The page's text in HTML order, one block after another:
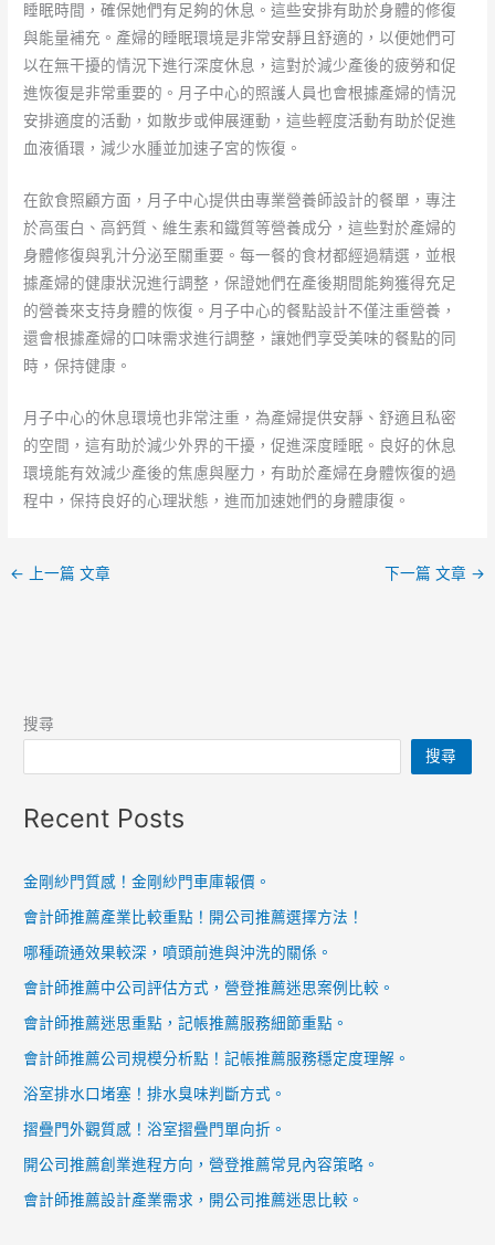
睡眠時間，確保她們有足夠的休息。這些安排有助於身體的修復
與能量補充。產婦的睡眠環境是非常安靜且舒適的，以便她們可
以在無干擾的情況下進行深度休息，這對於減少產後的疲勞和促
進恢復是非常重要的。月子中心的照護人員也會根據產婦的情況
安排適度的活動，如散步或伸展運動，這些輕度活動有助於促進
血液循環，減少水腫並加速子宮的恢復。
在飲食照顧方面，月子中心提供由專業營養師設計的餐單，專注
於高蛋白、高鈣質、維生素和鐵質等營養成分，這些對於產婦的
身體修復與乳汁分泌至關重要。每一餐的食材都經過精選，並根
據產婦的健康狀況進行調整，保證她們在產後期間能夠獲得充足
的營養來支持身體的恢復。月子中心的餐點設計不僅注重營養，
還會根據產婦的口味需求進行調整，讓她們享受美味的餐點的同
時，保持健康。
月子中心的休息環境也非常注重，為產婦提供安靜、舒適且私密
的空間，這有助於減少外界的干擾，促進深度睡眠。良好的休息
環境能有效減少產後的焦慮與壓力，有助於產婦在身體恢復的過
程中，保持良好的心理狀態，進而加速她們的身體康復。
← 上一篇 文章 下一篇 文章 →
搜尋
搜尋
Recent Posts
金剛紗門質感！金剛紗門車庫報價。
會計師推薦產業比較重點！開公司推薦選擇方法！
哪種疏通效果較深，噴頭前進與沖洗的關係。
會計師推薦中公司評估方式，營登推薦迷思案例比較。
會計師推薦迷思重點，記帳推薦服務細節重點。
會計師推薦公司規模分析點！記帳推薦服務穩定度理解。
浴室排水口堵塞！排水臭味判斷方式。
摺疊門外觀質感！浴室摺疊門單向折。
開公司推薦創業進程方向，營登推薦常見內容策略。
會計師推薦設計產業需求，開公司推薦迷思比較。